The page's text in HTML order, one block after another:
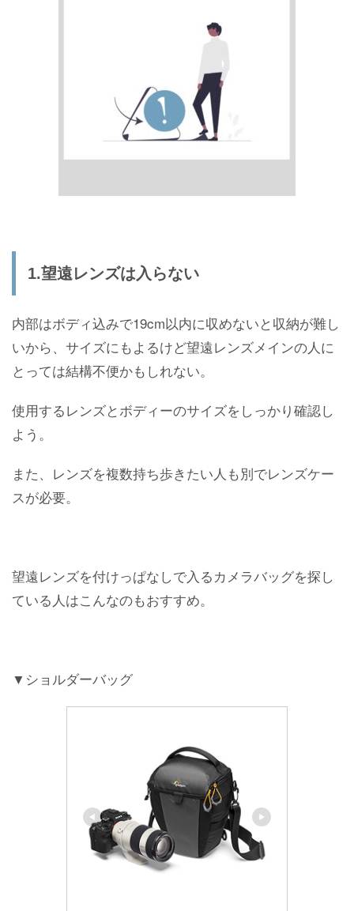
1.望遠レンズは入らない
内部はボディ込みで19cm以内に収めないと収納が難し
いから、サイズにもよるけど望遠レンズメインの人に
とっては結構不便かもしれない。
使用するレンズとボディーのサイズをしっかり確認し
よう。
また、レンズを複数持ち歩きたい人も別でレンズケー
スが必要。
望遠レンズを付けっぱなしで入るカメラバッグを探し
ている人はこんなのもおすすめ。
▼ショルダーバッグ